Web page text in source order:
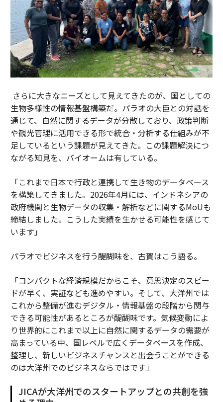
さらに大きなニーズとして見えてきたのが、国としての
生物多様性の情報基盤構築だ。パラオの大臣との対話を
通じて、自然に関するデータが分散しており、政策判断
や観光管理に活用できる形で統合・分析する仕組みが不
足しているという課題が見えてきた。この課題解決につ
ながる知見を、バイオームは有している。
「これまで日本で行政と連携して生き物のデータベース
を構築してきました。2026年4月には、インドネシアの
政府機関と生物データの収集・解析などに関するMoUも
締結しました。こうした実績を生かせる可能性を感じて
います」
パラオでビジネスを行う醍醐味を、古賀はこう語る。
「コンパクトな経済規模だからこそ、意思決定のスピー
ドが早く、実証なども進めやすい。そして、大洋州では
これから整備が進むデジタル・情報基盤の段階から関与
できる可能性があるところが醍醐味です。気候変動によ
り世界的にこれまで以上に自然に関するデータの需要が
高まっている中、国レベルで広くデータベースを作成、
整理し、新しいビジネスチャンスと出会うことができる
のは大洋州でのビジネスならではです」
JICAが大洋州でのスタートアップとの共創を強